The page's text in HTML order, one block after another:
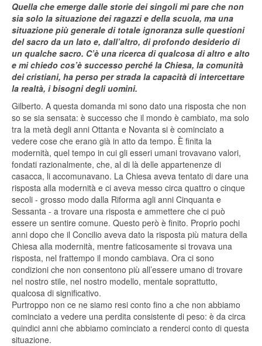
Quella che emerge dalle storie dei singoli mi pare che non
sia solo la situazione dei ragazzi e della scuola, ma una
situazione più generale di totale ignoranza sulle questioni
del sacro da un lato e, dall’altro, di profondo desiderio di
un qualche sacro. C’è una ricerca di qualcosa di altro e alto
e mi chiedo cos’è successo perché la Chiesa, la comunità
dei cristiani, ha perso per strada la capacità di intercettare
la realtà, i bisogni degli uomini.
Gilberto. A questa domanda mi sono dato una risposta che non
so se sia sensata: è successo che il mondo è cambiato, ma solo
tra la metà degli anni Ottanta e Novanta si è cominciato a
vedere cose che erano già in atto da tempo. È finita la
modernità, quel tempo in cui gli esseri umani trovavano valori,
fondati razionalmente, che, al di là delle appartenenze di
casacca, li accomunavano. La Chiesa aveva tentato di dare una
risposta alla modernità e ci aveva messo circa quattro o cinque
secoli - grosso modo dalla Riforma agli anni Cinquanta e
Sessanta - a trovare una risposta e ammettere che ci può
essere un sentire comune. Questo però è finito. Proprio pochi
anni dopo che il Concilio aveva dato la risposta più matura della
Chiesa alla modernità, mentre faticosamente si trovava una
risposta, nel frattempo il mondo cambiava. Ora ci sono
condizioni che non consentono più all’essere umano di trovare
nel nostro stile, nel nostro modello, mentale soprattutto,
qualcosa di significativo.
Purtroppo non ce ne siamo resi conto fino a che non abbiamo
cominciato a vedere una perdita consistente di peso: è da circa
quindici anni che abbiamo cominciato a renderci conto di questa
situazione.